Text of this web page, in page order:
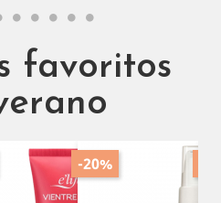
favoritos
-20%